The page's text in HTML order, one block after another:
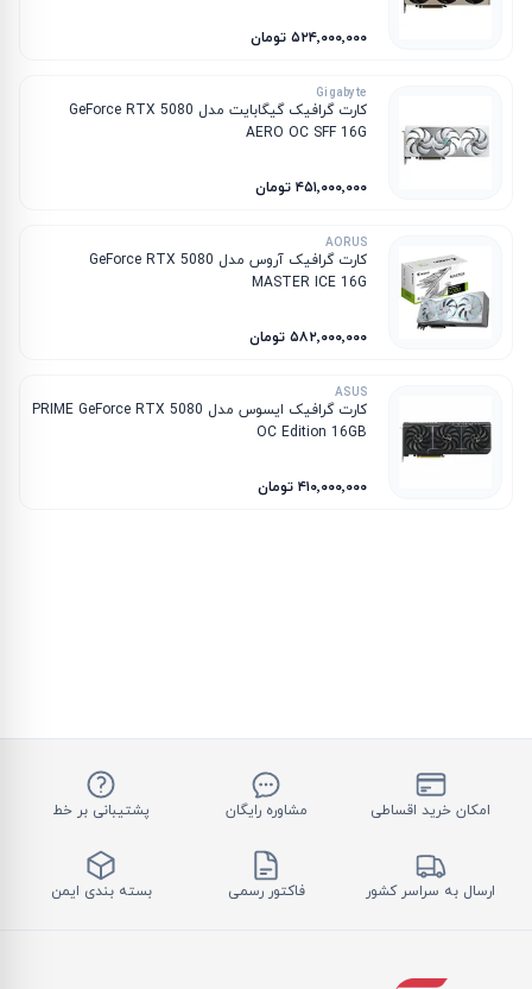
۵۲۴٬۰۰۰٬۰۰۰ تومان
Gigabyte
کارت گرافیک گیگابایت مدل GeForce RTX 5080
AERO OC SFF 16G
۴۵۱٬۰۰۰٬۰۰۰ تومان
AORUS
کارت گرافیک آروس مدل GeForce RTX 5080
MASTER ICE 16G
۵۸۲٬۰۰۰٬۰۰۰ تومان
ASUS
کارت گرافیک ایسوس مدل PRIME GeForce RTX 5080
OC Edition 16GB
۴۱۰٬۰۰۰٬۰۰۰ تومان
امکان خرید اقساطی مشاوره رایگان پشتیبانی بر خط
ارسال به سراسر کشور فاکتور رسمی بسته بندی ایمن